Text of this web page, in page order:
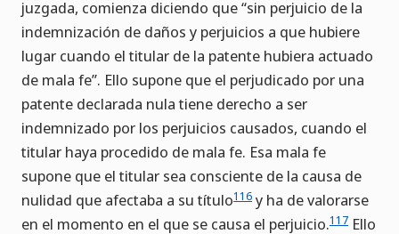
juzgada, comienza diciendo que “sin perjuicio de la
indemnización de daños y perjuicios a que hubiere
lugar cuando el titular de la patente hubiera actuado
de mala fe”. Ello supone que el perjudicado por una
patente declarada nula tiene derecho a ser
indemnizado por los perjuicios causados, cuando el
titular haya procedido de mala fe. Esa mala fe
supone que el titular sea consciente de la causa de
nulidad que afectaba a su título116 y ha de valorarse
en el momento en el que se causa el perjuicio.117 Ello